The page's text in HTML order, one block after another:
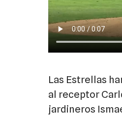
Las Estrellas
al receptor
jardineros